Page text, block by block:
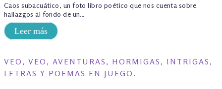
Caos subacuático, un foto libro poético que nos cuenta sobre
hallazgos al fondo de un…
Leer más
VEO, VEO, AVENTURAS, HORMIGAS, INTRIGAS,
LETRAS Y POEMAS EN JUEGO.